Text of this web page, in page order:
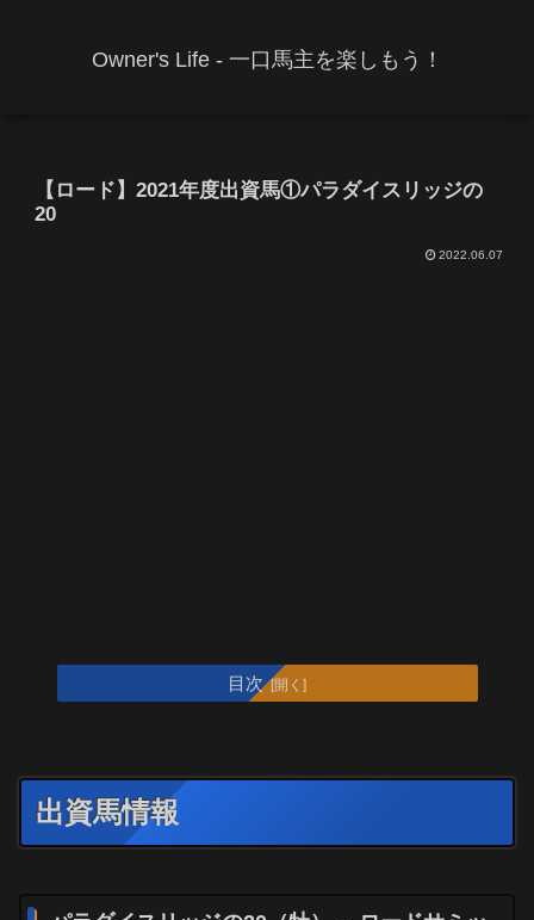
Owner's Life - 一口馬主を楽しもう！
【ロード】2021年度出資馬①パラダイスリッジの
20
2022.06.07
目次
出資馬情報